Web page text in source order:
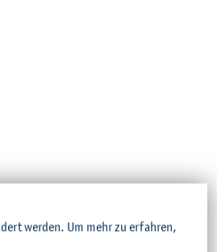
wer­den. Um mehr zu er­fah­ren,